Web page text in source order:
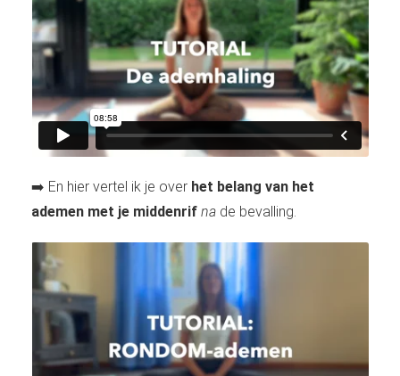
➡️ En hier vertel ik je over het belang van het
ademen met je middenrif na de bevalling.